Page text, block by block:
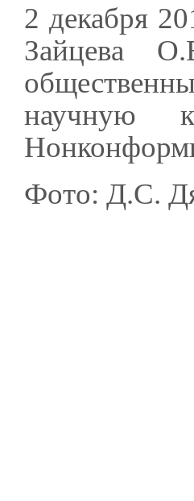
2 декабря
Зайцева
научную
Фото: Д.С.